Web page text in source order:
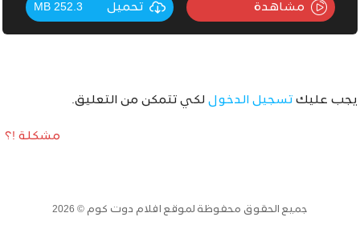
مشاهدة تحميل 252.3 MB
يجب عليك تسجيل الدخول لكي تتمكن من التعليق.
مشكلة !؟
جميع الحقوق محفوظة لموقع افلام دوت كوم © 2026